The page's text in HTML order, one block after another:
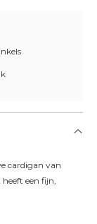
cardigan van
een fijn,